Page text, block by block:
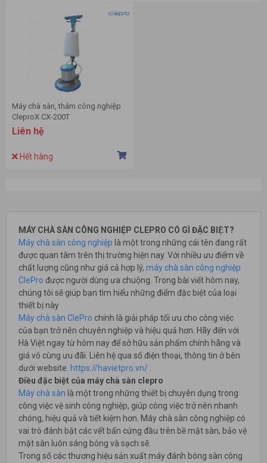
Máy chà sàn, thảm công nghiệp
CleproX CX-200T
Liên hệ
Hết hàng
MÁY CHÀ SÀN CÔNG NGHIỆP CLEPRO CÓ GÌ ĐẶC BIỆT?
Máy chà sàn công nghiệp là một trong những cái tên đang rất
được quan tâm trên thị trường hiện nay. Với nhiều ưu điểm về
chất lượng cũng như giá cả hợp lý, máy chà sàn công nghiệp
ClePro được người dùng ưa chuộng. Trong bài viết hôm nay,
chúng tôi sẽ giúp bạn tìm hiểu những điểm đặc biệt của loại
thiết bị này
Máy chà sàn ClePro chính là giải pháp tối ưu cho công việc
của bạn trở nên chuyên nghiệp và hiệu quả hơn. Hãy đến với
Hà Việt ngay từ hôm nay để sở hữu sản phẩm chính hãng và
giá vô cùng ưu đãi. Liên hệ qua số điện thoại, thông tin ở bên
dưới website. https://havietpro.vn/ .
Điều đặc biệt của máy chà sàn clepro
Máy chà sàn là một trong những thiết bị chuyên dụng trong
công việc vệ sinh công nghiệp, giúp công việc trở nên nhanh
chóng, hiệu quả và tiết kiệm hơn. Máy chà sàn công nghiệp có
vai trò đánh bật các vết bẩn cứng đầu trên bề mặt sàn, bảo vệ
mặt sàn luôn sáng bóng và sạch sẽ.
Trong số các thương hiệu sản xuất máy đánh bóng sàn công